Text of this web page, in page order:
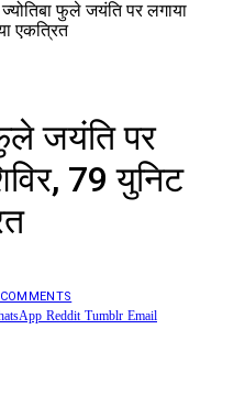
ज्योतिबा फुले जयंति पर लगाया
एकत्रित
फुले जयंति पर
79 युनिट
Reddit Tumblr Email